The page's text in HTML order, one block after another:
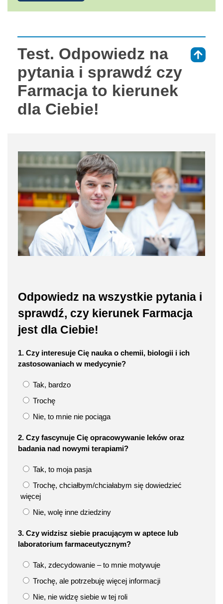
Test. Odpowiedz na
pytania i sprawdź czy
Farmacja to kierunek
dla Ciebie!
Odpowiedz na wszystkie pytania i
sprawdź, czy kierunek Farmacja
jest dla Ciebie!
1. Czy interesuje Cię nauka o chemii, biologii i ich
zastosowaniach w medycynie?
Tak, bardzo
Trochę
Nie, to mnie nie pociąga
2. Czy fascynuje Cię opracowywanie leków oraz
badania nad nowymi terapiami?
Tak, to moja pasja
Trochę, chciałbym/chciałabym się dowiedzieć
więcej
Nie, wolę inne dziedziny
3. Czy widzisz siebie pracującym w aptece lub
laboratorium farmaceutycznym?
Tak, zdecydowanie – to mnie motywuje
Trochę, ale potrzebuję więcej informacji
Nie, nie widzę siebie w tej roli